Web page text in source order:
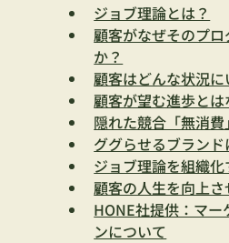
ジョブ理論とは？
顧客がなぜそのプ
か？
顧客はどんな状況に
顧客が望む進歩とは
隠れた競合「無消費
ググらせるブラン
ジョブ理論を組織化
顧客の人生を向上さ
HONE社提供：マー
ンについて